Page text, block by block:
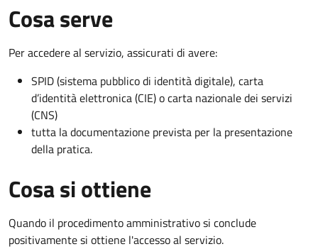
Cosa serve
Per accedere al servizio, assicurati di avere:
SPID (sistema pubblico di identità digitale), carta
d’identità elettronica (CIE) o carta nazionale dei servizi
(CNS)
tutta la documentazione prevista per la presentazione
della pratica.
Cosa si ottiene
Quando il procedimento amministrativo si conclude
positivamente si ottiene l'accesso al servizio.